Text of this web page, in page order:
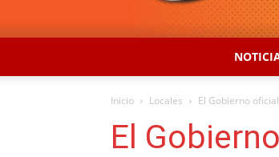
Inicio Locales El Gobierno
El